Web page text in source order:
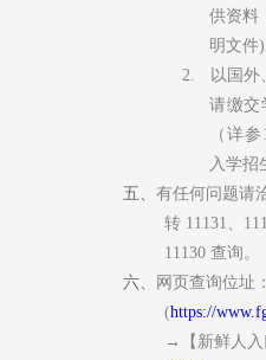
供资料
明文件)
2. 以国外
请缴交
（详
入学招
五、 有任何问题请
转 11131
11130 查询。
六、
网页查询位址
(https://
→
【新鲜人入